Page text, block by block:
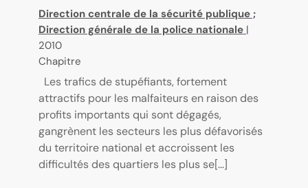
Direction centrale de la sécurité publique ;
Direction générale de la police nationale |
2010
Chapitre
Les trafics de stupéfiants, fortement
attractifs pour les malfaiteurs en raison des
profits importants qui sont dégagés,
gangrènent les secteurs les plus défavorisés
du territoire national et accroissent les
difficultés des quartiers les plus se[...]